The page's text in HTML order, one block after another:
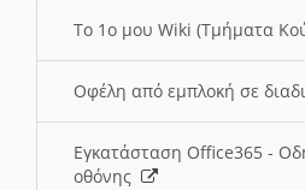
Το 1ο μου Wiki (Τμήματα
Οφέλη από εμπλοκή σε
Εγκατάσταση Office365 -
οθόνης